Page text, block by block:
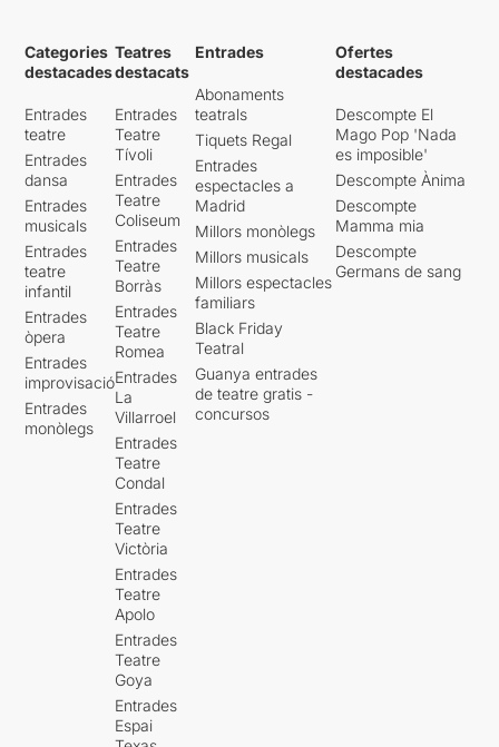
Categories
destacades
Entrades
teatre
Entrades
dansa
Entrades
musicals
Entrades
teatre
infantil
Entrades
òpera
Entrades
improvisació
Entrades
monòlegs
Teatres
destacats
Entrades
Teatre
Tívoli
Entrades
Teatre
Coliseum
Entrades
Teatre
Borràs
Entrades
Teatre
Romea
Entrades
La
Villarroel
Entrades
Teatre
Condal
Entrades
Teatre
Victòria
Entrades
Teatre
Apolo
Entrades
Teatre
Goya
Entrades
Espai
Entrades
Abonaments
teatrals
Tiquets Regal
Entrades
espectacles a
Madrid
Millors monòlegs
Millors musicals
Millors espectacles
familiars
Black Friday
Teatral
Guanya entrades
de teatre gratis -
concursos
Ofertes
destacades
Descompte El
Mago Pop 'Nada
es imposible'
Descompte Ànima
Descompte
Mamma mia
Descompte
Germans de sang